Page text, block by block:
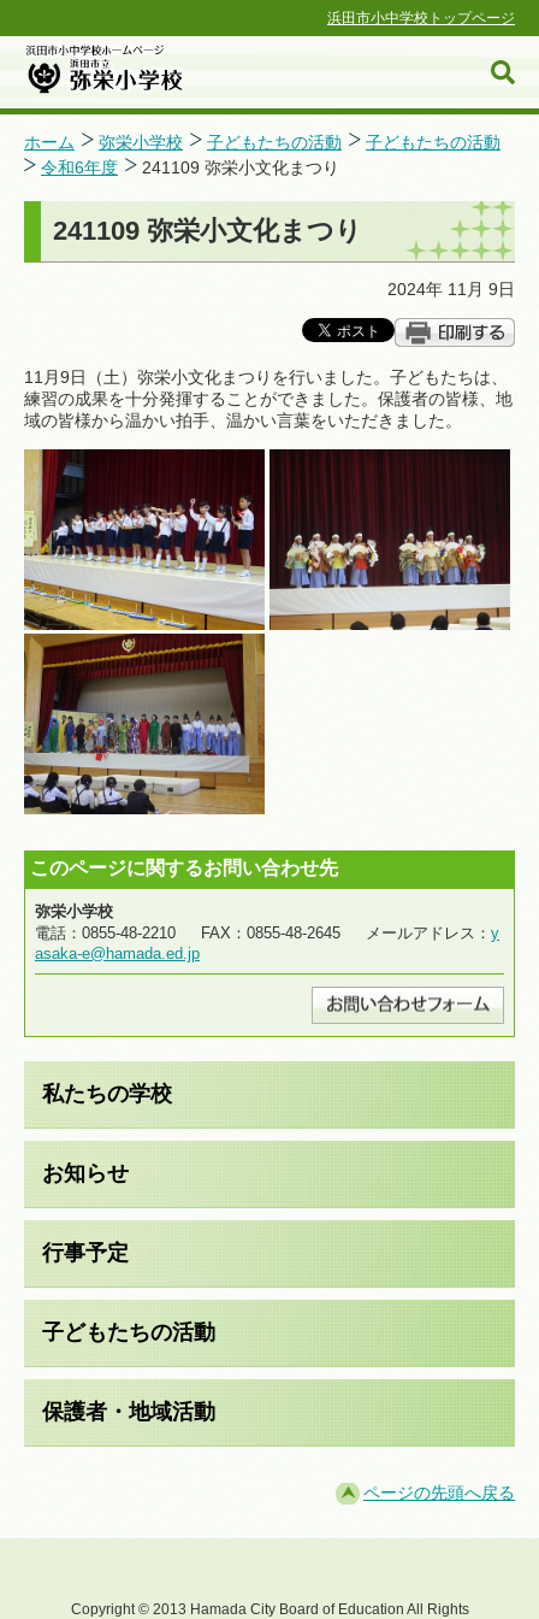
浜田市小中学校トップページ
浜田市小中学校ホームページ
ホーム 弥栄小学校 子どもたちの活動
子どもたちの活動
令和6年度
241109 弥栄小文化まつり
241109 弥栄小文化まつり
2024年 11月 9日
11月9日（土）弥栄小文化まつりを行いました。子どもたちは、
練習の成果を十分発揮することができました。保護者の皆様、地
域の皆様から温かい拍手、温かい言葉をいただきました。
このページに関するお問い合わせ先
弥栄小学校
電話：0855-48-2210 FAX：0855-48-2645 メールアドレス： y
asaka-e@hamada.ed.jp
私たちの学校
お知らせ
行事予定
子どもたちの活動
保護者・地域活動
ページの先頭へ戻る
Copyright © 2013 Hamada City Board of Education All Rights